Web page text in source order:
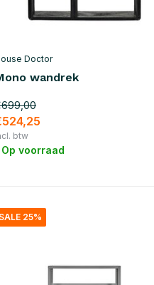
Doctor
wandrek
btw
Op voorraad
SALE 25%